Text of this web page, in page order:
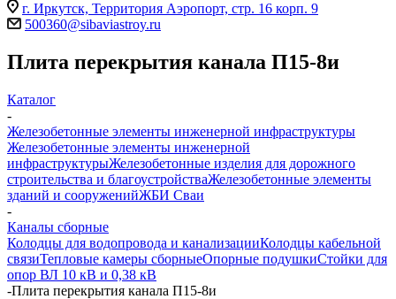
г. Иркутск, Территория Аэропорт, стр. 16 корп. 9
500360@sibaviastroy.ru
Плита перекрытия канала П15-8и
Каталог
-
Железобетонные элементы инженерной инфраструктуры
Железобетонные элементы инженерной
инфраструктурыЖелезобетонные изделия для дорожного
строительства и благоустройстваЖелезобетонные элементы
зданий и сооруженийЖБИ Сваи
-
Каналы сборные
Колодцы для водопровода и канализацииКолодцы кабельной
связиТепловые камеры сборныеОпорные подушкиСтойки для
опор ВЛ 10 кВ и 0,38 кВ
-Плита перекрытия канала П15-8и